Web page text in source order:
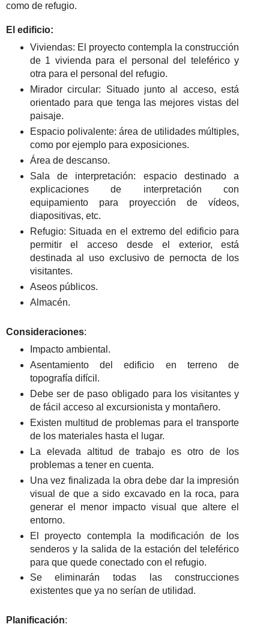
como de refugio.
El edificio:
Viviendas: El proyecto contempla la construcción
de 1 vivienda para el personal del teleférico y
otra para el personal del refugio.
Mirador circular: Situado junto al acceso, está
orientado para que tenga las mejores vistas del
paisaje.
Espacio polivalente: área de utilidades múltiples,
como por ejemplo para exposiciones.
Área de descanso.
Sala de interpretación: espacio destinado a
explicaciones de interpretación con
equipamiento para proyección de vídeos,
diapositivas, etc.
Refugio: Situada en el extremo del edificio para
permitir el acceso desde el exterior, está
destinada al uso exclusivo de pernocta de los
visitantes.
Aseos públicos.
Almacén.
Consideraciones:
Impacto ambiental.
Asentamiento del edificio en terreno de
topografía difícil.
Debe ser de paso obligado para los visitantes y
de fácil acceso al excursionista y montañero.
Existen multitud de problemas para el transporte
de los materiales hasta el lugar.
La elevada altitud de trabajo es otro de los
problemas a tener en cuenta.
Una vez finalizada la obra debe dar la impresión
visual de que a sido excavado en la roca, para
generar el menor impacto visual que altere el
entorno.
El proyecto contempla la modificación de los
senderos y la salida de la estación del teleférico
para que quede conectado con el refugio.
Se eliminarán todas las construcciones
existentes que ya no serían de utilidad.
Planificación: